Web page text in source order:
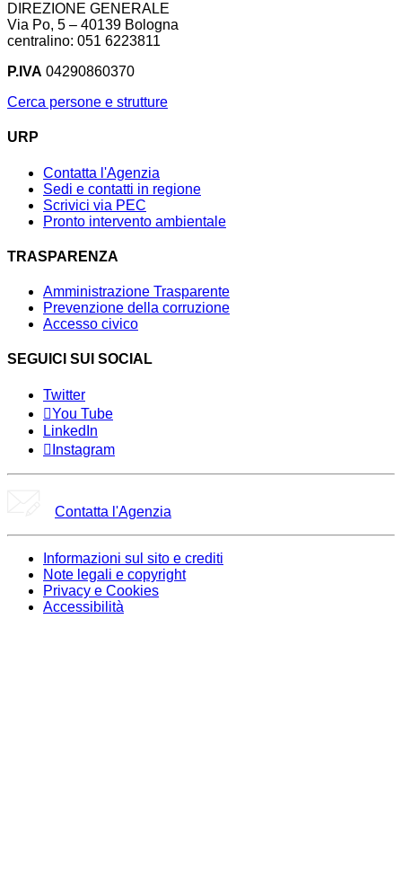
DIREZIONE GENERALE
Via Po, 5 – 40139 Bologna
centralino: 051 6223811
P.IVA 04290860370
Cerca persone e strutture
URP
Contatta l'Agenzia
Sedi e contatti in regione
Scrivici via PEC
Pronto intervento ambientale
TRASPARENZA
Amministrazione Trasparente
Prevenzione della corruzione
Accesso civico
SEGUICI SUI SOCIAL
Twitter
You Tube
LinkedIn
Instagram
Contatta l'Agenzia
Informazioni sul sito e crediti
Note legali e copyright
Privacy e Cookies
Accessibilità